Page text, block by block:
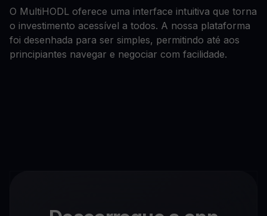
O MultiHODL oferece uma interface intuitiva que torna
o investimento acessível a todos. A nossa plataforma
foi desenhada para ser simples, permitindo até aos
principiantes navegar e negociar com facilidade.